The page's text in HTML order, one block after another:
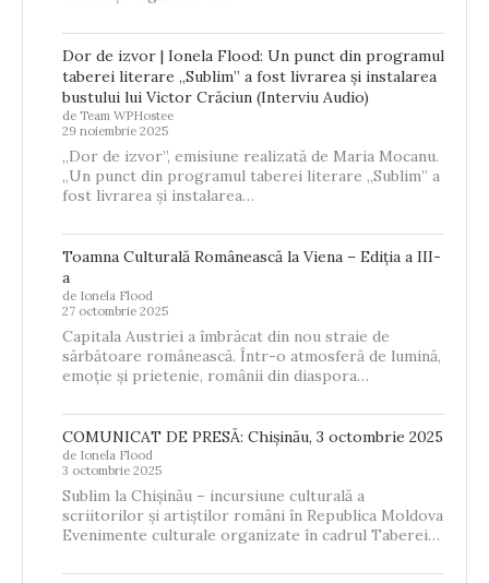
Dor de izvor | Ionela Flood: Un punct din programul
taberei literare „Sublim” a fost livrarea și instalarea
bustului lui Victor Crăciun (Interviu Audio)
de Team WPHostee
29 noiembrie 2025
„Dor de izvor”, emisiune realizată de Maria Mocanu.
„Un punct din programul taberei literare „Sublim” a
fost livrarea și instalarea…
Toamna Culturală Românească la Viena – Ediția a III-
a
de Ionela Flood
27 octombrie 2025
Capitala Austriei a îmbrăcat din nou straie de
sărbătoare românească. Într-o atmosferă de lumină,
emoție și prietenie, românii din diaspora…
COMUNICAT DE PRESĂ: Chișinău, 3 octombrie 2025
de Ionela Flood
3 octombrie 2025
Sublim la Chișinău – incursiune culturală a
scriitorilor și artiștilor români în Republica Moldova
Evenimente culturale organizate în cadrul Taberei…